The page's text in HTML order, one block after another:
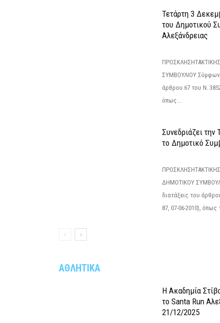
Τετάρτη 3
του Δημοτικού
Αλεξάνδρειας
ΣΥΜΒΟΥΛΙΟΥ
άρθρου 67 του Ν.
όπως...
Συνεδριάζει
το Δημοτικό
ΔΗΜΟΤΙΚΟΥ
διατάξεις του
87, 07-06-2010), όπως
ΑΘΛΗΤΙΚΑ
Η Ακαδημία
το Santa Run
21/12/2025